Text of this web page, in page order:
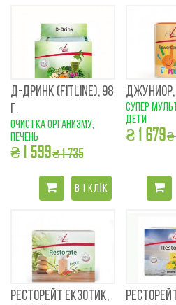
Д-ДРИНК (FITLINE), 98
Г.
очистка организму,
печень
₴ 1 599₴ 1 735
В 1 КЛІК
ДЖУНИОР,
супер
дети
₴ 1 679₴
РЕСТОРЕЙТ ЕКЗОТИК,